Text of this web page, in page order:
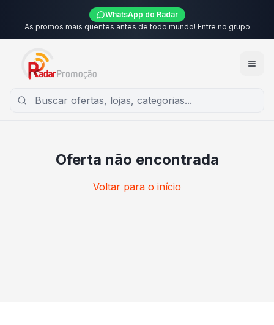
WhatsApp do Radar
As promos mais quentes antes de todo mundo! Entre no grupo
Oferta não encontrada
Voltar para o início